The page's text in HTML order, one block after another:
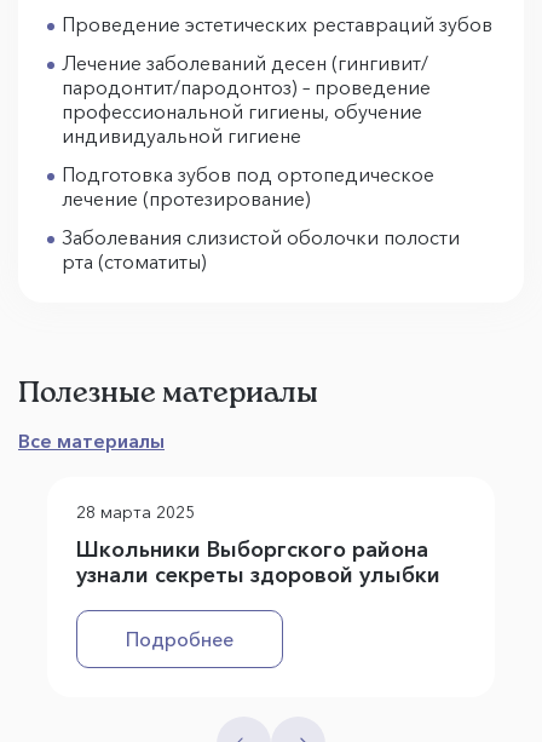
Проведение эстетических реставраций зубов
Лечение заболеваний десен (гингивит/
пародонтит/пародонтоз) – проведение
профессиональной гигиены, обучение
индивидуальной гигиене
Подготовка зубов под ортопедическое
лечение (протезирование)
Заболевания слизистой оболочки полости
рта (стоматиты)
Полезные материалы
Все материалы
28 марта 2025
Школьники Выборгского района
узнали секреты здоровой улыбки
Подробнее